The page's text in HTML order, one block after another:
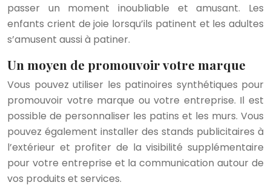
passer un moment inoubliable et amusant. Les
enfants crient de joie lorsqu’ils patinent et les adultes
s’amusent aussi à patiner.
Un moyen de promouvoir votre marque
Vous pouvez utiliser les patinoires synthétiques pour
promouvoir votre marque ou votre entreprise. Il est
possible de personnaliser les patins et les murs. Vous
pouvez également installer des stands publicitaires à
l’extérieur et profiter de la visibilité supplémentaire
pour votre entreprise et la communication autour de
vos produits et services.